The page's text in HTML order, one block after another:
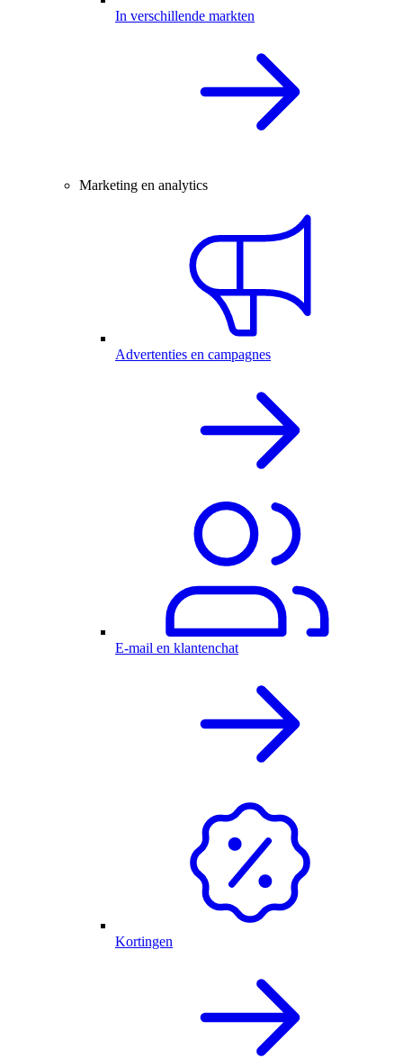
In verschillende markten
Marketing en analytics
Advertenties en campagnes
E-mail en klantenchat
Kortingen